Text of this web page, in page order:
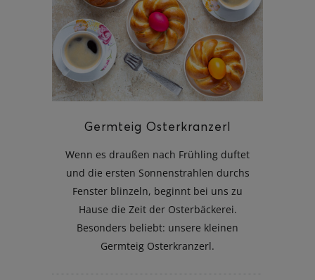
Eis am Stil
Germteig Osterkranzerl
Wenn es draußen nach Frühling duftet
und die ersten Sonnenstrahlen durchs
Fenster blinzeln, beginnt bei uns zu
Hause die Zeit der Osterbäckerei.
Besonders beliebt: unsere kleinen
Germteig Osterkranzerl.